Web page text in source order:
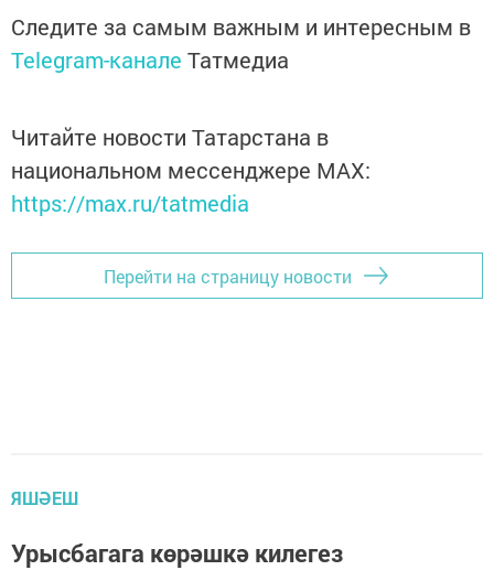
Следите за самым важным и интересным в
Telegram-канале Татмедиа
Читайте новости Татарстана в
национальном мессенджере MАХ:
https://max.ru/tatmedia
Перейти на страницу новости
ЯШӘЕШ
Урысбагага көрәшкә килегез